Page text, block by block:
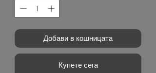
Добави в кошницата
Купете сега